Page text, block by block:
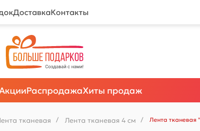
ДоставкаКонтакты
РаспродажаХиты продаж
тканевая / Лента тканевая 4 см / Лента тканевая